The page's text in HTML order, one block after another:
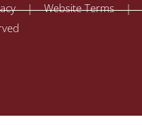
| Website Terms |